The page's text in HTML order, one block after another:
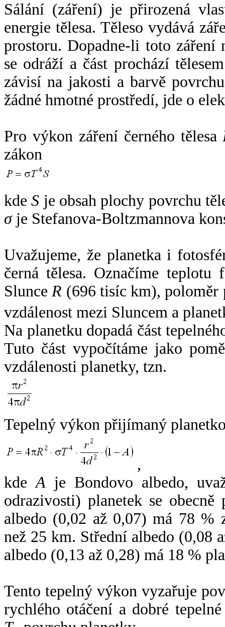
Sálání (záření) je přirozená
energie tělesa. Těleso vydává
prostoru. Dopadne-li toto záření
se odráží a část prochází
závisí na jakosti a barvě
žádné hmotné prostředí, jde o
Pro výkon záření černého tělesa
zákon
kdeS je obsah plochy povrchu
σje Stefanova-Boltzmannova
Uvažujeme, že planetka i
černá tělesa. Označíme
SlunceR (696 tisíc km),
vzdálenost mezi Sluncem a
Na planetku dopadá část
Tuto část vypočítáme jako
vzdálenosti planetky, tzn.
Tepelný výkon přijímaný
,
kdeA je Bondovo albedo,
odrazivosti) planetek se
albedo (0,02 až 0,07) má 78 %
než 25 km. Střední albedo (0,08
albedo (0,13 až 0,28) má 18 %
Tento tepelný výkon vyzařuje
rychlého otáčení a dobré